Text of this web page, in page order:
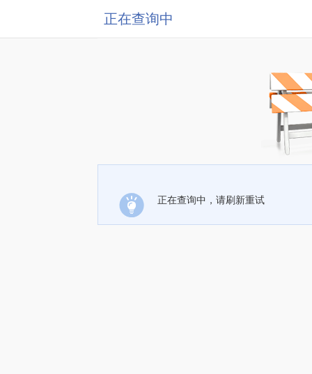
正在查询中
正在查询中，请刷新重试